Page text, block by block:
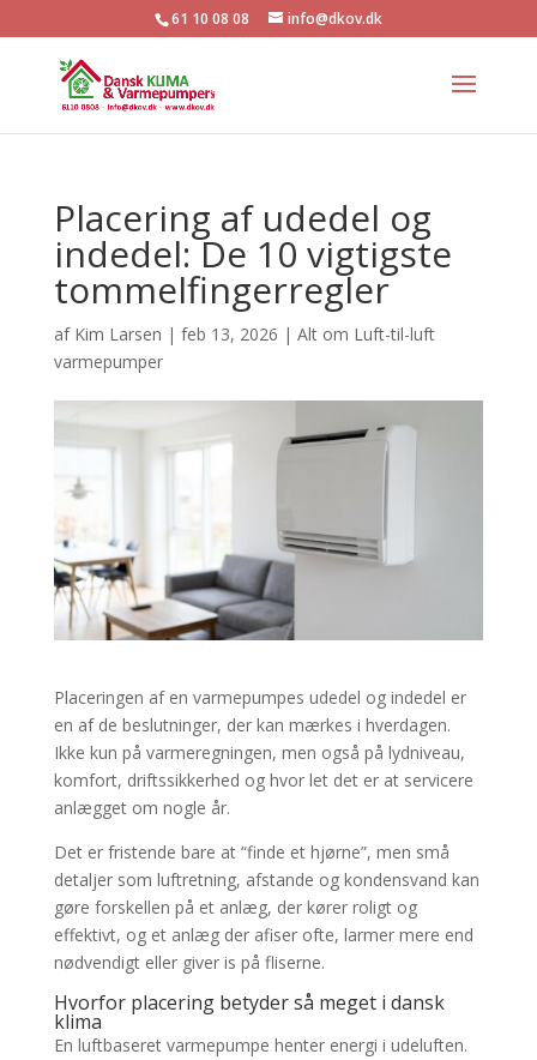
61 10 08 08 info@dkov.dk
Placering af udedel og
indedel: De 10 vigtigste
tommelfingerregler
af Kim Larsen | feb 13, 2026 | Alt om Luft-til-luft
varmepumper
Placeringen af en varmepumpes udedel og indedel er
en af de beslutninger, der kan mærkes i hverdagen.
Ikke kun på varmeregningen, men også på lydniveau,
komfort, driftssikkerhed og hvor let det er at servicere
anlægget om nogle år.
Det er fristende bare at “finde et hjørne”, men små
detaljer som luftretning, afstande og kondensvand kan
gøre forskellen på et anlæg, der kører roligt og
effektivt, og et anlæg der afiser ofte, larmer mere end
nødvendigt eller giver is på fliserne.
Hvorfor placering betyder så meget i dansk
klima
En luftbaseret varmepumpe henter energi i udeluften.